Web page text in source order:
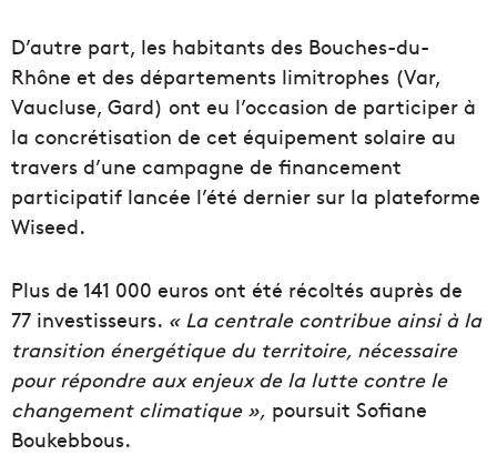
D’autre part, les habitants des Bouches-du-
Rhône et des départements limitrophes (Var,
Vaucluse, Gard) ont eu l’occasion de participer à
la concrétisation de cet équipement solaire au
travers d’une campagne de financement
participatif lancée l’été dernier sur la plateforme
Wiseed.
Plus de 141 000 euros ont été récoltés auprès de
77 investisseurs. « La centrale contribue ainsi à la
transition énergétique du territoire, nécessaire
pour répondre aux enjeux de la lutte contre le
changement climatique », poursuit Sofiane
Boukebbous.